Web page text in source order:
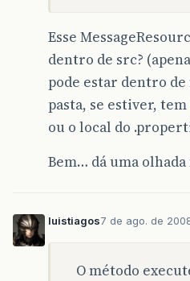
Esse
dentro de src?
pode estar dentro
pasta, se estiver,
ou o local do
Bem… dá uma olhada
luistiagos7 de ago. de
O método